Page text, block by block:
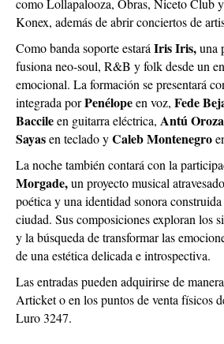
como Lollapalooza, Obras, Niceto Club
Konex, además de abrir conciertos de
Como banda soporte estará Iris Iris,una
fusiona neo-soul, R&B y folk desde un
emocional. La formación se presentará
integrada porPenélopeen voz, Fede
Baccileen guitarra eléctrica, Antú Oroza
Sayasen teclado yCaleb Montenegro
La noche también contará con la
Morgade,un proyecto musical
poética y una identidad sonora
ciudad. Sus composiciones exploran los
y la búsqueda de transformar las
de una estética delicada e introspectiva.
Las entradas pueden adquirirse de
Articket o en los puntos de venta físicos
Luro 3247.